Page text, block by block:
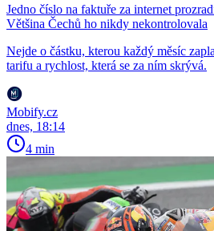
Jedno číslo na faktuře za internet
Většina Čechů ho nikdy nekontrolovala
Nejde o částku, kterou každý měsíc
tarifu a rychlost, která se za ním skrývá.
Mobify.cz
dnes, 18:14
4 min